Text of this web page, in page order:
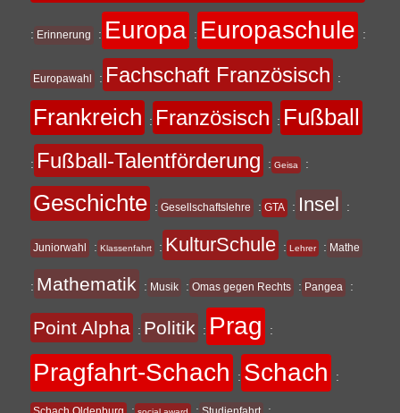
: Erinnerung : Europa : Europaschule :
Europawahl : Fachschaft Französisch :
Frankreich : Französisch : Fußball
: Fußball-Talentförderung : Geisa :
Geschichte : Gesellschaftslehre : GTA : Insel :
Juniorwahl : Klassenfahrt : KulturSchule : Lehrer : Mathe
: Mathematik : Musik : Omas gegen Rechts : Pangea :
Point Alpha : Politik : Prag :
Pragfahrt-Schach : Schach :